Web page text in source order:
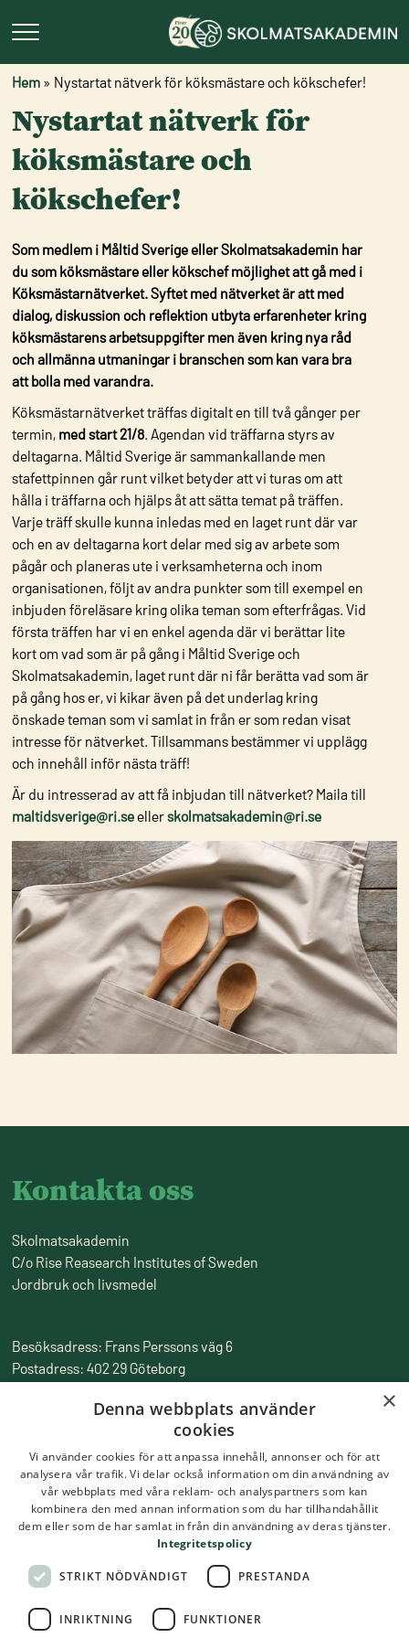
Hem » Nystartat nätverk för köksmästare och kökschefer!
Nystartat nätverk för
köksmästare och
kökschefer!
Som medlem i Måltid Sverige eller Skolmatsakademin har
du som köksmästare eller kökschef möjlighet att gå med i
Köksmästarnätverket. Syftet med nätverket är att med
dialog, diskussion och reflektion utbyta erfarenheter kring
köksmästarens arbetsuppgifter men även kring nya råd
och allmänna utmaningar i branschen som kan vara bra
att bolla med varandra.
Köksmästarnätverket träffas digitalt en till två gånger per
termin, med start 21/8. Agendan vid träffarna styrs av
deltagarna. Måltid Sverige är sammankallande men
stafettpinnen går runt vilket betyder att vi turas om att
hålla i träffarna och hjälps åt att sätta temat på träffen.
Varje träff skulle kunna inledas med en laget runt där var
och en av deltagarna kort delar med sig av arbete som
pågår och planeras ute i verksamheterna och inom
organisationen, följt av andra punkter som till exempel en
inbjuden föreläsare kring olika teman som efterfrågas. Vid
första träffen har vi en enkel agenda där vi berättar lite
kort om vad som är på gång i Måltid Sverige och
Skolmatsakademin, laget runt där ni får berätta vad som är
på gång hos er, vi kikar även på det underlag kring
önskade teman som vi samlat in från er som redan visat
intresse för nätverket. Tillsammans bestämmer vi upplägg
och innehåll inför nästa träff!
Är du intresserad av att få inbjudan till nätverket? Maila till
maltidsverige@ri.seellerskolmatsakademin@ri.se
Kontakta oss
Skolmatsakademin
C/o Rise Reasearch Institutes of Sweden
Jordbruk och livsmedel
Besöksadress: Frans Perssons väg 6
Postadress: 402 29 Göteborg
010-516 50 00
×
Denna webbplats använder
cookies
Vi använder cookies för att anpassa innehåll, annonser och för att
analysera vår trafik. Vi delar också information om din användning av
vår webbplats med våra reklam- och analyspartners som kan
kombinera den med annan information som du har tillhandahållit
dem eller som de har samlat in från din användning av deras tjänster.
Integritetspolicy
STRIKT NÖDVÄNDIGT PRESTANDA
INRIKTNING FUNKTIONER